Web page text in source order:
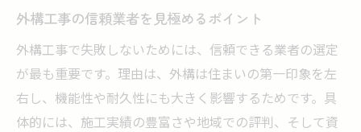
外構工事の信頼業者を見極めるポイント
外構工事で失敗しないためには、信頼できる業者の選定
が最も重要です。理由は、外構は住まいの第一印象を左
右し、機能性や耐久性にも大きく影響するためです。具
体的には、施工実績の豊富さや地域での評判、そして資